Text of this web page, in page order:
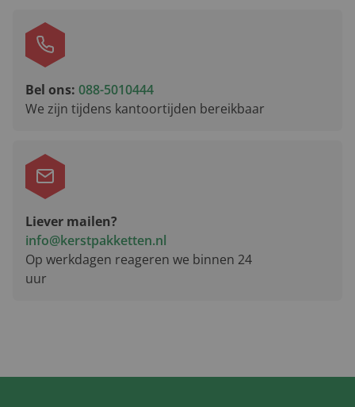
Bel ons: 088-5010444
We zijn tijdens kantoortijden bereikbaar
Liever mailen?
info@kerstpakketten.nl
Op werkdagen reageren we binnen 24
uur